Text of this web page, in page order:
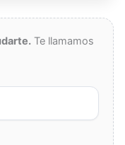
Te llamamos